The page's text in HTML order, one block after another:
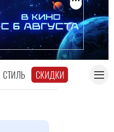
СТИЛЬ СКИДКИ